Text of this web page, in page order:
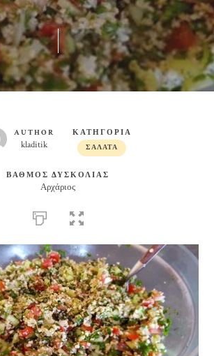
AUTHOR
kladitik
ΚΑΤΗΓΟΡΙΑ
ΣΑΛΆΤΑ
ΒΑΘΜΟΣ ΔΥΣΚΟΛΙΑΣ
Αρχάριος